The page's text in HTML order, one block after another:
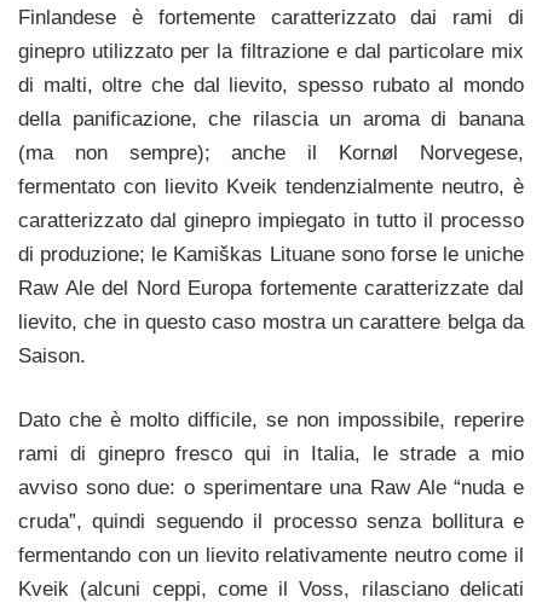
Finlandese è fortemente caratterizzato dai rami di
ginepro utilizzato per la filtrazione e dal particolare mix
di malti, oltre che dal lievito, spesso rubato al mondo
della panificazione, che rilascia un aroma di banana
(ma non sempre); anche il Kornøl Norvegese,
fermentato con lievito Kveik tendenzialmente neutro, è
caratterizzato dal ginepro impiegato in tutto il processo
di produzione; le Kamiškas Lituane sono forse le uniche
Raw Ale del Nord Europa fortemente caratterizzate dal
lievito, che in questo caso mostra un carattere belga da
Saison.
Dato che è molto difficile, se non impossibile, reperire
rami di ginepro fresco qui in Italia, le strade a mio
avviso sono due: o sperimentare una Raw Ale “nuda e
cruda”, quindi seguendo il processo senza bollitura e
fermentando con un lievito relativamente neutro come il
Kveik (alcuni ceppi, come il Voss, rilasciano delicati